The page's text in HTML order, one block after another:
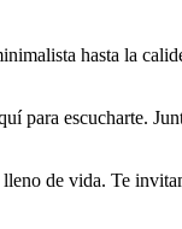
hasta la
para escucharte.
de vida. Te